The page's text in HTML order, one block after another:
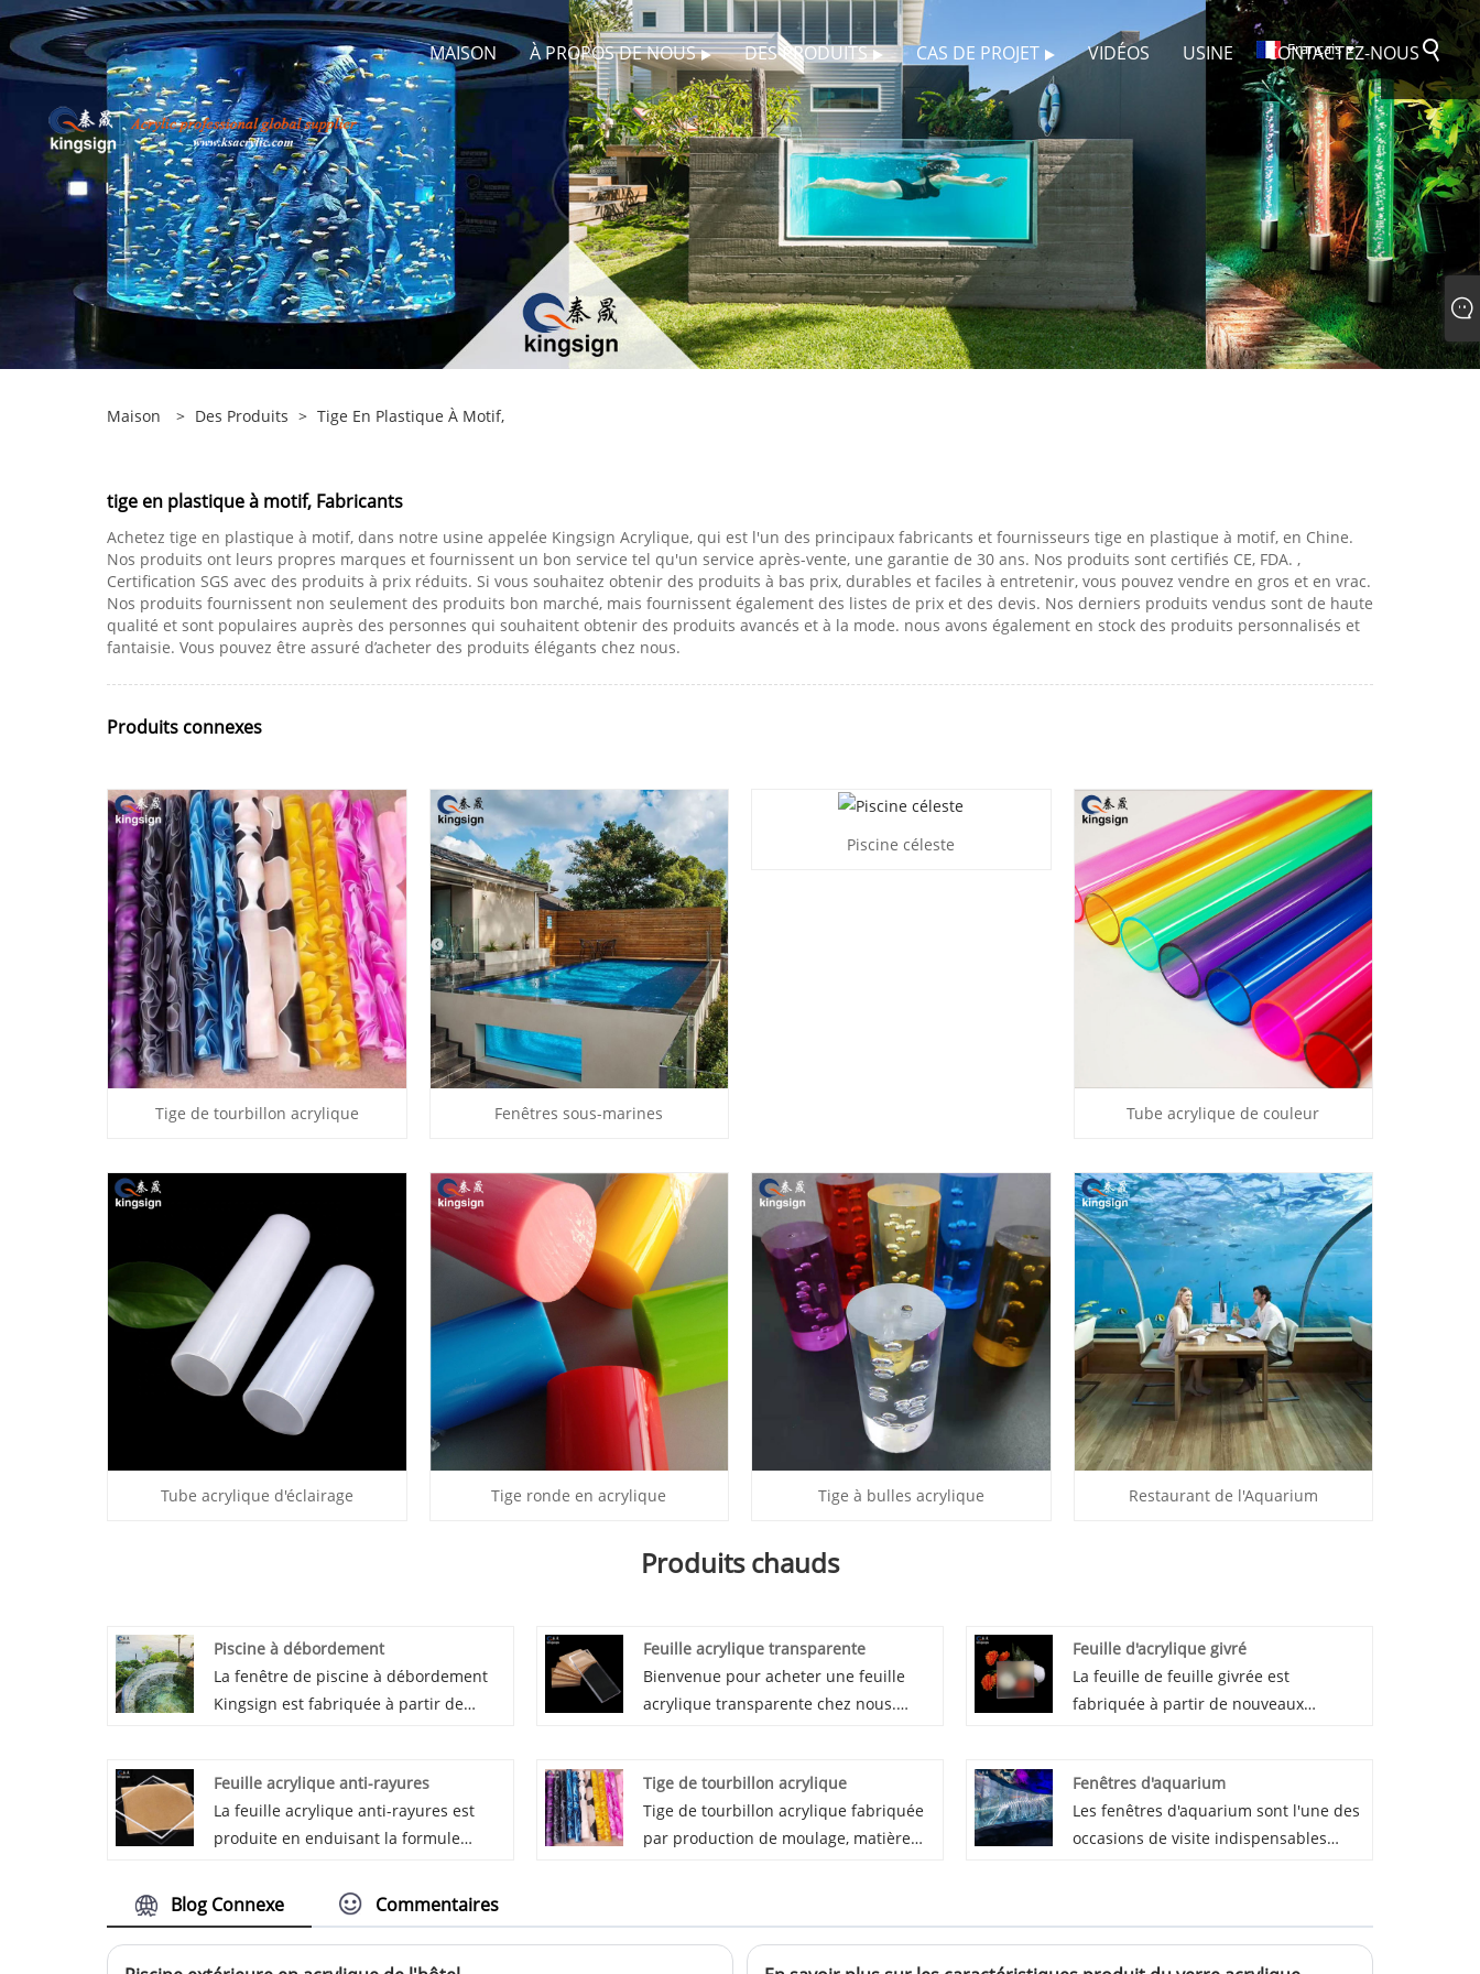
MAISON À PROPOS DE NOUS DES PRODUITS CAS DE PROJET VIDÉOS USINE CONTACTEZ-NOUS
Français
Maison > Des Produits > Tige En Plastique À Motif,
tige en plastique à motif, Fabricants
Achetez tige en plastique à motif, dans notre usine appelée Kingsign Acrylique, qui est l'un des principaux fabricants et fournisseurs tige en plastique à motif, en Chine.
Nos produits ont leurs propres marques et fournissent un bon service tel qu'un service après-vente, une garantie de 30 ans. Nos produits sont certifiés CE, FDA. ,
Certification SGS avec des produits à prix réduits. Si vous souhaitez obtenir des produits à bas prix, durables et faciles à entretenir, vous pouvez vendre en gros et en vrac.
Nos produits fournissent non seulement des produits bon marché, mais fournissent également des listes de prix et des devis. Nos derniers produits vendus sont de haute
qualité et sont populaires auprès des personnes qui souhaitent obtenir des produits avancés et à la mode. nous avons également en stock des produits personnalisés et
fantaisie. Vous pouvez être assuré d’acheter des produits élégants chez nous.
Produits connexes
Tige de tourbillon acrylique Fenêtres sous-marines
Piscine céleste
Tube acrylique de couleur
Tube acrylique d'éclairage Tige ronde en acrylique Tige à bulles acrylique Restaurant de l'Aquarium
Produits chauds
Piscine à débordement
La fenêtre de piscine à débordement
Kingsign est fabriquée à partir de
moulés, la fenêtre de la piscine est
résistante aux UV et avec une
transparence atteignant 93%. Nous
pour notre piscine à débordement.
Feuille acrylique transparente
Bienvenue pour acheter une feuille
acrylique transparente chez nous.
acryliques coulées, du nouveau
Mitsubishi MMA 100% vierge comme
matières premières, de l'acrylique avec
thermoformage, largement utilisées
pour la publicité et de nombreux
Feuille d'acrylique givré
La feuille de feuille givrée est
fabriquée à partir de nouveaux
a fini la feuille acrylique givrée à
surface unique et la feuille acrylique
givrée double face. La feuille acrylique
Feuille acrylique anti-rayures
La feuille acrylique anti-rayures est
produite en enduisant la formule
feuille acrylique. L'épaisseur de la
feuille acrylique anti-rayures peut être
de 1 à 20 mm et la dureté de la surface
Tige de tourbillon acrylique
Tige de tourbillon acrylique fabriquée
par production de moulage, matière
performances de traitement, pour les
Fenêtres d'aquarium
Les fenêtres d'aquarium sont l'une des
occasions de visite indispensables
avec les poissons, découvrir le mystère
Blog Connexe Commentaires